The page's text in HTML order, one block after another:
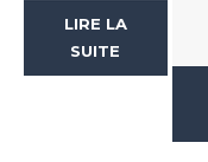
LIRE LA
SUITE